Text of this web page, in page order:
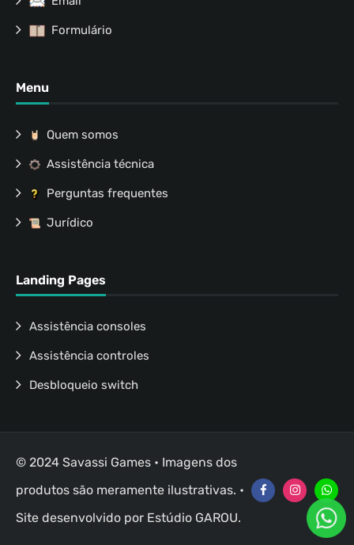
Formulário
Menu
Quem somos
Assistência técnica
Perguntas frequentes
Jurídico
Landing Pages
Assistência consoles
Assistência controles
Desbloqueio switch
© 2024 Savassi Games • Imagens dos
produtos são meramente ilustrativas. •
Site desenvolvido por Estúdio GAROU.